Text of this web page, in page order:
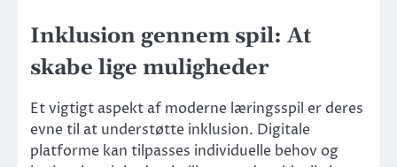
Inklusion gennem spil: At
skabe lige muligheder
Et vigtigt aspekt af moderne læringsspil er deres
evne til at understøtte inklusion. Digitale
platforme kan tilpasses individuelle behov og